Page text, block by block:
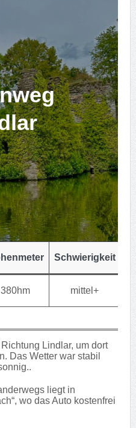
Schwierigkeit
380hm mittel+
Lindlar, um dort
Das Wetter war stabil
liegt in
wo das Auto kostenfrei